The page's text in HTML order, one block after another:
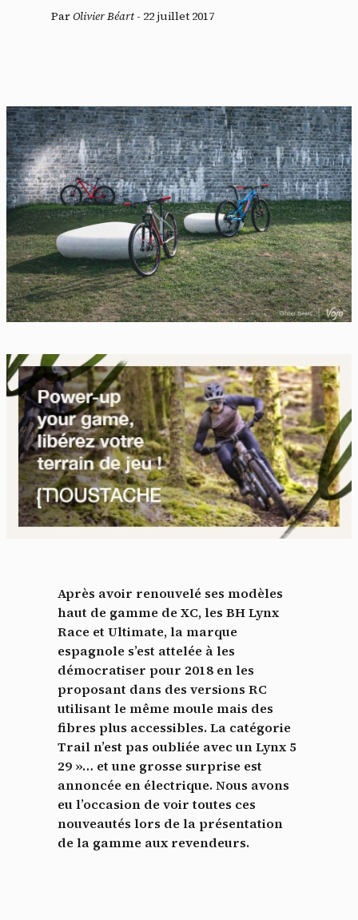
ParOlivier Béart- 22 juillet 2017
Après avoir renouvelé ses modèles
haut de gamme de XC, les BH Lynx
Race et Ultimate, la marque
espagnole s’est attelée à les
démocratiser pour 2018 en les
proposant dans des versions RC
utilisant le même moule mais des
fibres plus accessibles. La catégorie
Trail n’est pas oubliée avec un Lynx 5
29 »… et une grosse surprise est
annoncée en électrique. Nous avons
eu l’occasion de voir toutes ces
nouveautés lors de la présentation
de la gamme aux revendeurs.